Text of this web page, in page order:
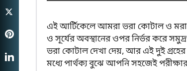
এই আর্টিকেলে আমরা ভরা কোটাল ও
ও সূর্যের অবস্থানের ওপর নির্ভর করে
ভরা কোটাল দেখা দেয়, আর এই দুই
মধ্যে পার্থক্য বুঝে আপনি সহজেই পরীক্ষার